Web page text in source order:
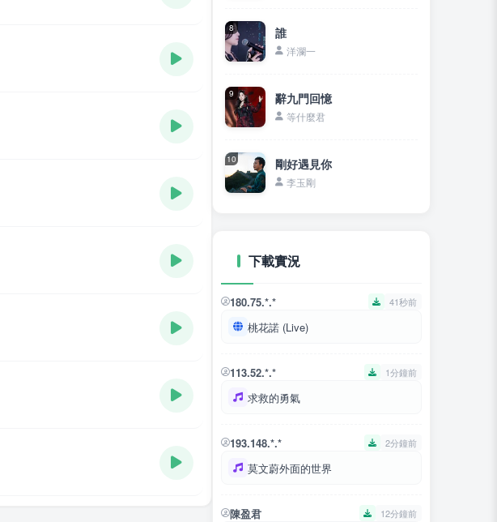
8 誰
洋瀾一
9 辭九門回憶
等什麼君
10 剛好遇見你
李玉剛
下載實況
180.75.*.* 41秒前
桃花諾 (Live)
113.52.*.* 1分鐘前
求救的勇氣
193.148.*.* 2分鐘前
莫文蔚外面的世界
陳盈君 12分鐘前